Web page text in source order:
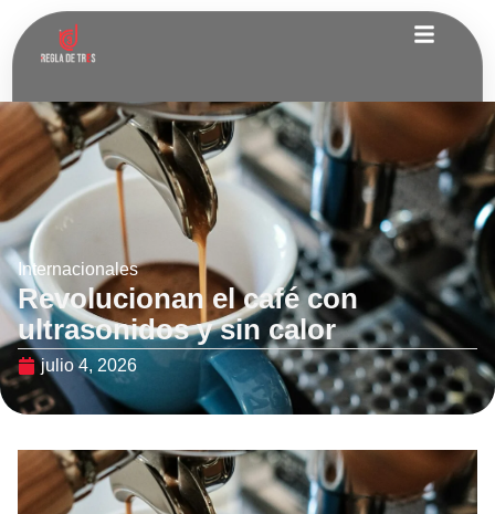
Internacionales
Revolucionan el café con
ultrasonidos y sin calor
julio 4, 2026